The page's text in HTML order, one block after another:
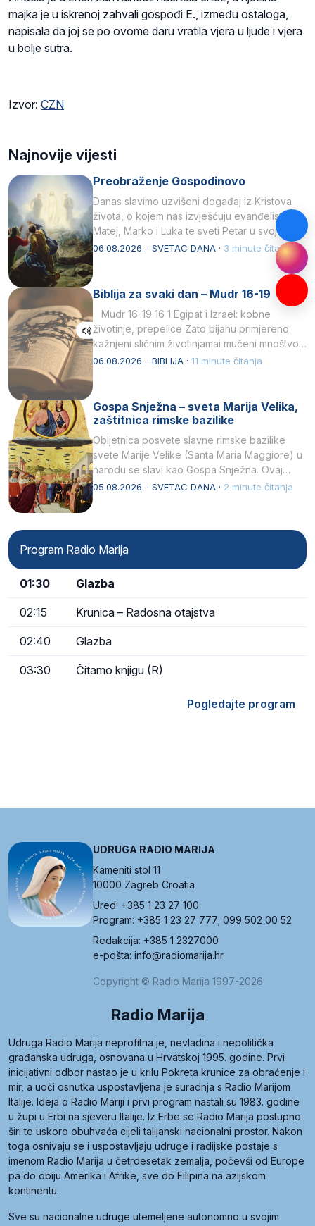
majka je u iskrenoj zahvali gospođi E., između ostaloga,
napisala da joj se po ovome daru vratila vjera u ljude i vjera
u bolje sutra.
Izvor: CZN
Najnovije vijesti
Preobraženje Gospodinovo
Danas slavimo uzvišeni događaj iz Kristova
života, o kojem nas izvješćuju evanđelisti
Matej, Marko i Luka te sveti Petar u svojoj
drugoj…
06.08.2026. · SVETAC DANA · 3 minute čitanja
Biblija za svaki dan – Mudr 16-19
Mudr 16-19 16 1 Egipat i Izrael: kobne
životinje, prepelice Zato bijahu primjereno
kažnjeni sličnim životinjamai mučeni mnoštvom
kukaca.2 A narod…
06.08.2026. · BIBLIJA · 11 minute čitanja
Gospa Snježna – sveta Marija Velika,
zaštitnica rimske bazilike
Obljetnica posvete slavne rimske bazilike
svete Marije Velike (Santa Maria Maggiore) u
narodu se slavi kao Gospa Snježna. Ovaj
naziv, Sancta Maria…
05.08.2026. · SVETAC DANA · 2 minute čitanja
Program Radio Marija
01:30 Glazba
02:15 Krunica – Radosna otajstva
02:40 Glazba
03:30 Čitamo knjigu (R)
Pogledajte program
UDRUGA RADIO MARIJA
Kameniti stol 11
10000 Zagreb Croatia
Ured: +385 1 23 27 100
Program: +385 1 23 27 777; 099 502 00 52
Redakcija: +385 1 2327000
e-pošta: info@radiomarija.hr
Copyright © Radio Marija 1997-2026
Radio Marija
Udruga Radio Marija neprofitna je, nevladina i nepolitička
građanska udruga, osnovana u Hrvatskoj 1995. godine. Prvi
inicijativni odbor nastao je u krilu Pokreta krunice za obraćenje i
mir, a uoči osnutka uspostavljena je suradnja s Radio Marijom
Italije. Ideja o Radio Mariji i prvi program nastali su 1983. godine
u župi u Erbi na sjeveru Italije. Iz Erbe se Radio Marija postupno
širi te uskoro obuhvaća cijeli talijanski nacionalni prostor. Nakon
toga osnivaju se i uspostavljaju udruge i radijske postaje s
imenom Radio Marija u četrdesetak zemalja, počevši od Europe
pa do obiju Amerika i Afrike, sve do Filipina na azijskom
kontinentu.
Sve su nacionalne udruge utemeljene autonomno u svojim